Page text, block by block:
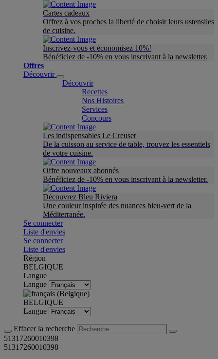
Cartes cadeaux
Offrez à vos proches la liberté de choisir leurs ustensiles
de cuisine.
Inscrivez-vous et économisez 10%!
Bénéficiez de -10% en vous inscrivant à la newsletter.
Offres
Découvrir
Découvrir
Recettes
Nos Histoires
Services
Concours
Les indispensables Le Creuset
De la cuisson au service de table, trouvez les essentiels
de votre cuisine.
Offre nouveaux abonnés
Bénéficiez de -10% en vous inscrivant à la newsletter.
Découvrez Bleu Riviera
Une couleur inspirée des nuances bleu-vert de la
Méditerranée.
Se connecter
Liste d'envies
Se connecter
Liste d'envies
Région
BELGIQUE
Langue
Langue
BELGIQUE
Langue
Effacer la recherche
51317260010398
51317260010398